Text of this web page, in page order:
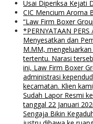
Usai Diperiksa Kejati
CIC Mencium Aroma
“Law Firm Boxer
*PERNYATAAN
Menyesatkan dan
M.MM,
tertentu. Narasi
ini, Law Firm Boxer
administrasi
kecamatan. Klien
Sudah Lapor Resmi
tanggal 22 Januari
Sengaja Bikin